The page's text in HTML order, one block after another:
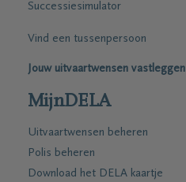
Successiesimulator
Vind een tussenpersoon
Jouw uitvaartwensen vastleggen
MijnDELA
Uitvaartwensen beheren
Polis beheren
Download het DELA kaartje